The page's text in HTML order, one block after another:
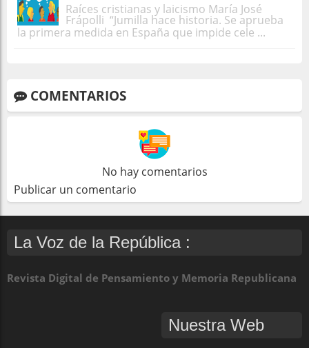
Raíces cristianas y laicismo María José
Frápolli “Jumilla hace historia. Se aprueba
la primera medida en España que impide cele ...
COMENTARIOS
No hay comentarios
Publicar un comentario
La Voz de la República :
Revista Digital de Pensamiento y Memoria Republicana
Nuestra Web